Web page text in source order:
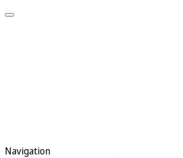
Navigation